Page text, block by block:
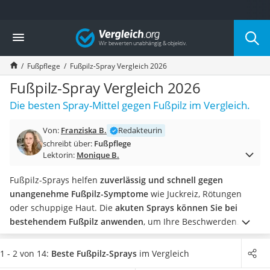
Die beliebtesten Vergleiche nach Kategorie
Drogerie
Inhalator
Haarschneider
Rollator
Braun Rasierer
Katzenklappe (Chip)
Masturbator
Massagepistole
Reisehaartrockner
Eiweißpulver
Magnesiumpräparat
Katzenklappe
Nackenmassagegerät
Zeckenschutz Katze
Vergleich
Fußpflege Fußpilz-Spray Vergleich 2026
Fußpilz-Spray Vergleich 2026
Die besten Spray-Mittel gegen Fußpilz im Vergleich.
Von: Franziska B.
Redakteurin
schreibt über: Fußpflege
Lektorin: Monique B.
Fußpilz-Sprays helfen zuverlässig und schnell gegen
unangenehme Fußpilz-Symptome wie Juckreiz, Rötungen
oder schuppige Haut. Die akuten Sprays können Sie bei
bestehendem Fußpilz anwenden, um Ihre Beschwerden
schnell zu lindern. Vorbeugende Fußpilz-Sprays sind vor
allem im Sommer zu empfehlen, wenn Sie stark an den
1 - 2 von 14: Beste Fußpilz-Sprays im Vergleich